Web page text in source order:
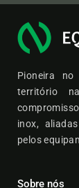
Pioneira
território
inox,
pelos
Sobre nós